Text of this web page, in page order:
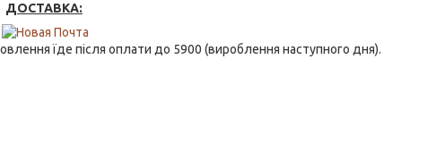
ДОСТАВКА:
їде після оплати до 5900 (вироблення наступного дня).